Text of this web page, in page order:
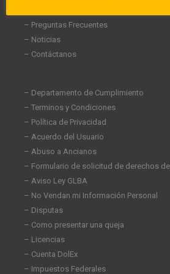
– Preguntas Frecuentes
– Noticias
– Contáctanos
– Departamento de Cumplimiento
– Terminos y Condiciones
– Política de Privacidad
– Acuerdo del Usuario
– Abuso a Ancianos
– Formulario de solicitud de derechos
– Aviso Ley GLBA
– No Vendan mi Información Personal
– Disputas
– Como presentar una queja
– Licencias
– Cuenta DolEx
– Impuestos Federales